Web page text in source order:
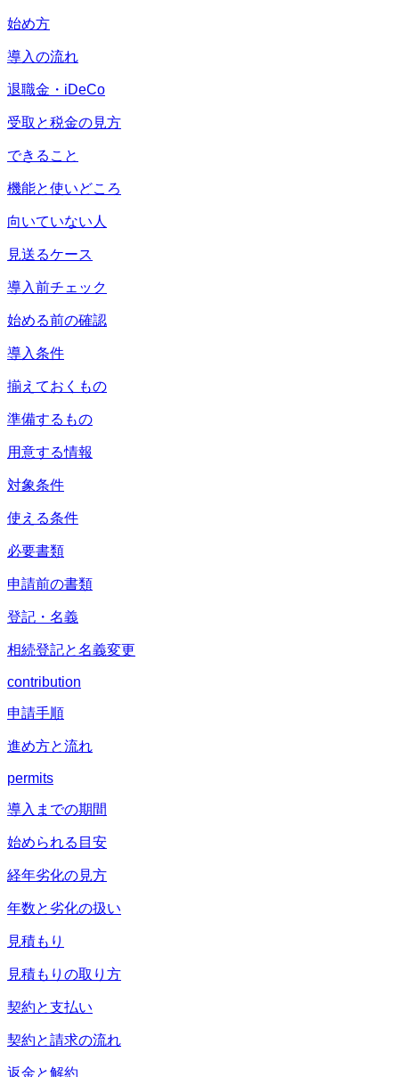
始め方
導入の流れ
退職金・iDeCo
受取と税金の見方
できること
機能と使いどころ
向いていない人
見送るケース
導入前チェック
始める前の確認
導入条件
揃えておくもの
準備するもの
用意する情報
対象条件
使える条件
必要書類
申請前の書類
登記・名義
相続登記と名義変更
contribution
申請手順
進め方と流れ
permits
導入までの期間
始められる目安
経年劣化の見方
年数と劣化の扱い
見積もり
見積もりの取り方
契約と支払い
契約と請求の流れ
返金と解約